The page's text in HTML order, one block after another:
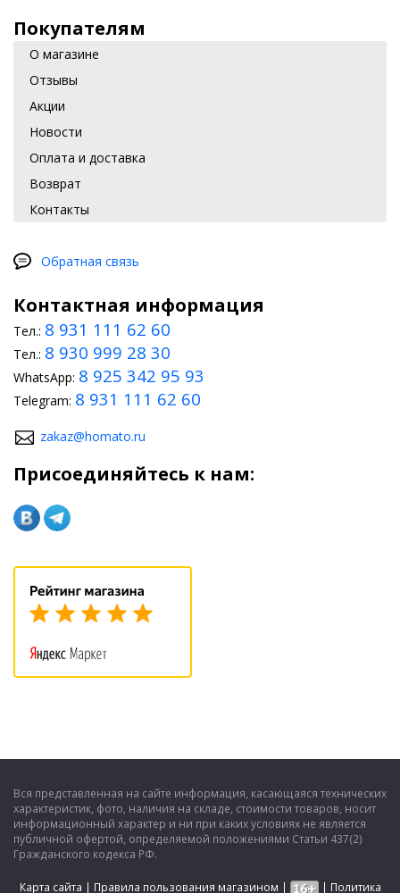
Покупателям
О магазине
Отзывы
Акции
Новости
Оплата и доставка
Возврат
Контакты
Обратная связь
Контактная информация
Тел.: 8 931 111 62 60
Тел.: 8 930 999 28 30
WhatsApp: 8 925 342 95 93
Telegram: 8 931 111 62 60
zakaz@homato.ru
Присоединяйтесь к нам:
Вся представленная на сайте информация, касающаяся технических
характеристик, фото, наличия на складе, стоимости товаров, носит
информационный характер и ни при каких условиях не является
публичной офертой, определяемой положениями Статьи 437(2)
Гражданского кодекса РФ.
Карта сайта | Правила пользования магазином | | Политика